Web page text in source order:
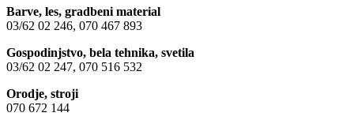
Barve, les, gradbeni material
03/62 02 246, 070 467 893
Gospodinjstvo, bela tehnika, svetila
03/62 02 247, 070 516 532
Orodje, stroji
070 672 144